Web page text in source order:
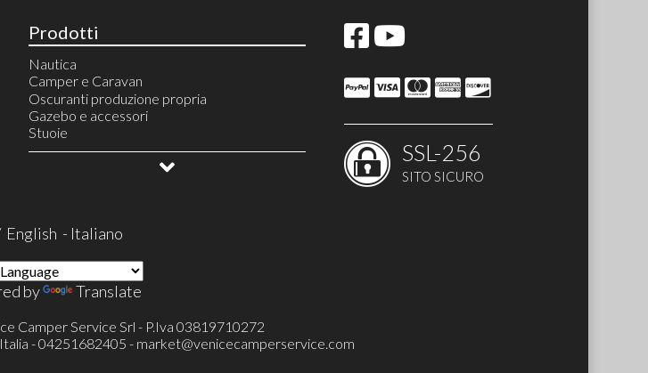
Prodotti
Nautica
Camper e Caravan
Linea Acqua
Pompe e accessori
Rubinetteria e accessori
Docce e accessori
Riscaldamento
Finestre e accessori
Serbatoi e accessori
Toilette portatili ed accessori
Pronto letto e accessori
Portaoggetti
Cunei e accessori
Catene e calze da neve
Protezioni specchietti esterni
Verande ed accessori
Oscuranti produzione propria
Gazebo e accessori
Stuoie
Campeggio e vita all'aperto
SSL-256
SITO SICURO
English - Italiano
by Translate
Camper Service Srl - P.Iva 03819710272
- 04251682405 - market@venicecamperservice.com